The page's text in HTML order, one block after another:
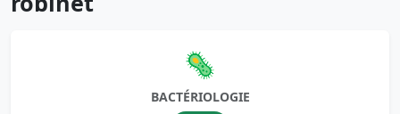
🦠
BACTÉRIOLOGIE